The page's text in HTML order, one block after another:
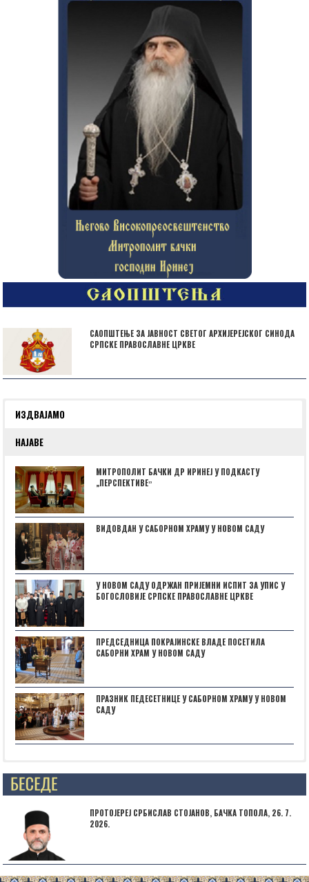
САОПШТЕЊЕ ЗА ЈАВНОСТ СВЕТОГ АРХИЈЕРЕЈСКОГ СИНОДА
СРПСКЕ ПРАВОСЛАВНЕ ЦРКВЕ
ИЗДВАЈАМО
НАЈАВЕ
МИТРОПОЛИТ БАЧКИ ДР ИРИНЕЈ У ПОДКАСТУ
„ПЕРСПЕКТИВЕˮ
ВИДОВДАН У САБОРНОМ ХРАМУ У НОВОМ САДУ
У НОВОМ САДУ ОДРЖАН ПРИЈЕМНИ ИСПИТ ЗА УПИС У
БОГОСЛОВИЈЕ СРПСКЕ ПРАВОСЛАВНЕ ЦРКВЕ
ПРЕДСЕДНИЦА ПОКРАЈИНСКЕ ВЛАДЕ ПОСЕТИЛА
САБОРНИ ХРАМ У НОВОМ САДУ
ПРАЗНИК ПЕДЕСЕТНИЦЕ У САБОРНОМ ХРАМУ У НОВОМ
САДУ
Posts not found
ПРОТОЈЕРЕЈ СРБИСЛАВ СТОЈАНОВ, БАЧКА ТОПОЛА, 26. 7.
2026.